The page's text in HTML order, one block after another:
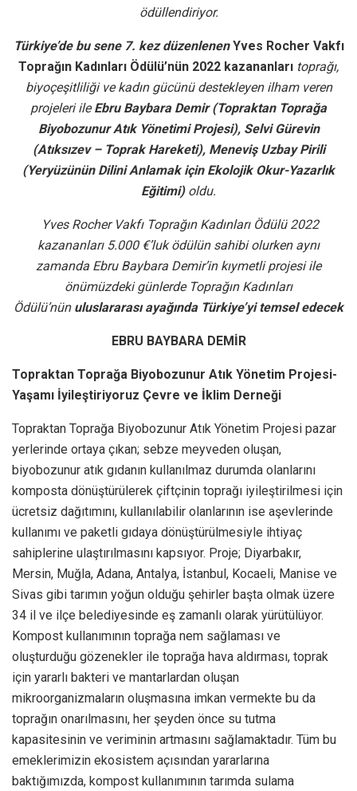
ödüllendiriyor.
Türkiye’de bu sene 7. kez düzenlenenYves Rocher Vakfı
Toprağın Kadınları Ödülü’nün 2022 kazananları toprağı,
biyoçeşitliliği ve kadın gücünü destekleyen ilham veren
projeleri ileEbru Baybara Demir (Topraktan Toprağa
Biyobozunur Atık Yönetimi Projesi), Selvi Gürevin
(Atıksızev – Toprak Hareketi), Meneviş Uzbay Pirili
(Yeryüzünün Dilini Anlamak için Ekolojik Okur-Yazarlık
Eğitimi)oldu.
Yves Rocher Vakfı Toprağın Kadınları Ödülü 2022
kazananları 5.000 €’luk ödülün sahibi olurken aynı
zamanda Ebru Baybara Demir’in kıymetli projesi ile
önümüzdeki günlerde Toprağın Kadınları
Ödülü’nün uluslararası ayağında Türkiye’yi temsel edecek
EBRU BAYBARA DEMİR
Topraktan Toprağa Biyobozunur Atık Yönetim Projesi-
Yaşamı İyileştiriyoruz Çevre ve İklim Derneği
Topraktan Toprağa Biyobozunur Atık Yönetim Projesi pazar
yerlerinde ortaya çıkan; sebze meyveden oluşan,
biyobozunur atık gıdanın kullanılmaz durumda olanlarını
komposta dönüştürülerek çiftçinin toprağı iyileştirilmesi için
ücretsiz dağıtımını, kullanılabilir olanlarının ise aşevlerinde
kullanımı ve paketli gıdaya dönüştürülmesiyle ihtiyaç
sahiplerine ulaştırılmasını kapsıyor. Proje; Diyarbakır,
Mersin, Muğla, Adana, Antalya, İstanbul, Kocaeli, Manise ve
Sivas gibi tarımın yoğun olduğu şehirler başta olmak üzere
34 il ve ilçe belediyesinde eş zamanlı olarak yürütülüyor.
Kompost kullanımının toprağa nem sağlaması ve
oluşturduğu gözenekler ile toprağa hava aldırması, toprak
için yararlı bakteri ve mantarlardan oluşan
mikroorganizmaların oluşmasına imkan vermekte bu da
toprağın onarılmasını, her şeyden önce su tutma
kapasitesinin ve veriminin artmasını sağlamaktadır. Tüm bu
emeklerimizin ekosistem açısından yararlarına
baktığımızda, kompost kullanımının tarımda sulama